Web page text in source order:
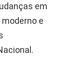
em
e